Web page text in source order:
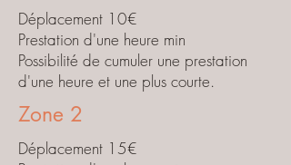
Déplacement 10€
Prestation d'une heure min
Possibilité de cumuler une prestation
d'une heure et une plus courte.
Zone 2
Déplacement 15€